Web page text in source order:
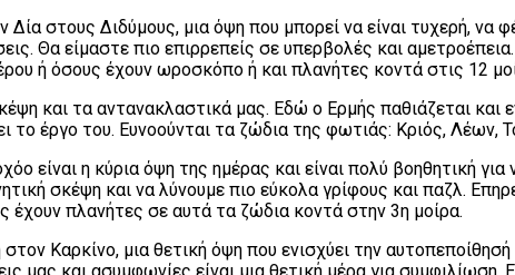
στους Διδύμους, μια όψη που μπορεί να είναι τυχερή, να
Θα είμαστε πιο επιρρεπείς σε υπερβολές και
ή όσους έχουν ωροσκόπο ή και πλανήτες κοντά στις 12
και τα αντανακλαστικά μας. Εδώ ο Ερμής παθιάζεται και
το έργο του. Ευνοούνται τα ζώδια της φωτιάς: Κριός, Λέων,
η κύρια όψη της ημέρας και είναι πολύ βοηθητική για
σκέψη και να λύνουμε πιο εύκολα γρίφους και παζλ.
πλανήτες σε αυτά τα ζώδια κοντά στην 3η μοίρα.
Καρκίνο, μια θετική όψη που ενισχύει την
μας και ασυμφωνίες είναι μια θετική μέρα για συμφιλίωση.